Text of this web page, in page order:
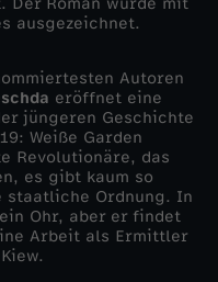
Der Roman wurde mit
ausgezeichnet.
Autoren
eröffnet eine
jüngeren Geschichte
Weiße Garden
Revolutionäre, das
es gibt kaum so
staatliche Ordnung. In
Ohr, aber er findet
Arbeit als Ermittler